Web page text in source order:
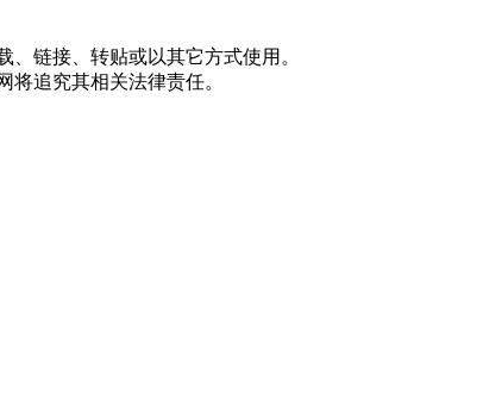
链接、转贴或以其它方式使用。
追究其相关法律责任。